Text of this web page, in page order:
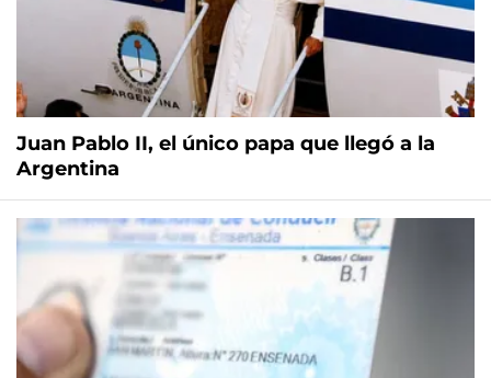
Juan Pablo II, el único papa que llegó a la
Argentina